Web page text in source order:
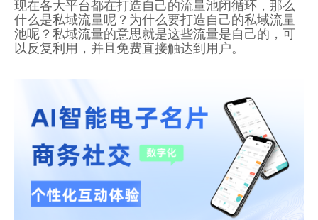
现在各大平台都在打造自己的流量池闭循环，那么
什么是私域流量呢？为什么要打造自己的私域流量
池呢？私域流量的意思就是这些流量是自己的，可
以反复利用，并且免费直接触达到用户。